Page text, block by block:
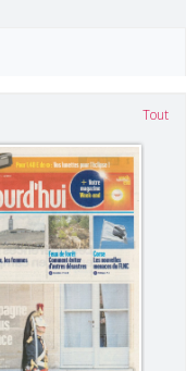
Tout